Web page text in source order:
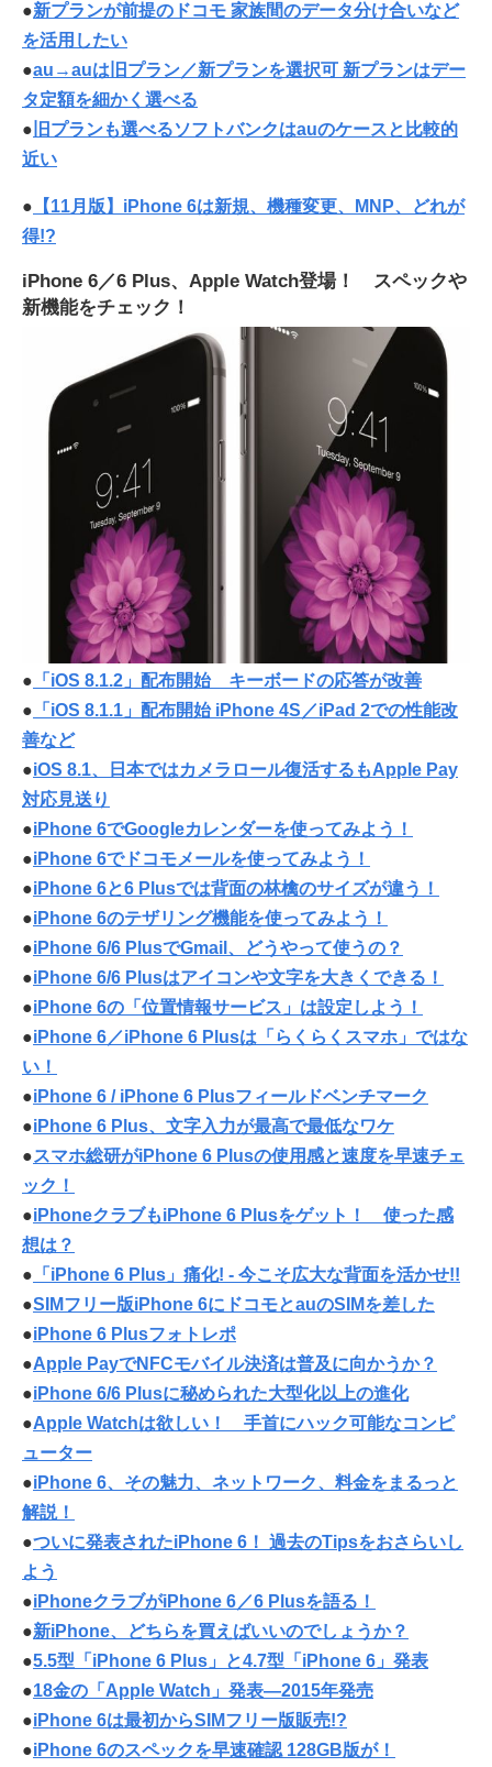
●新プランが前提のドコモ 家族間のデータ分け合いなど
を活用したい
●au→auは旧プラン／新プランを選択可 新プランはデー
タ定額を細かく選べる
● 旧プランも選べるソフトバンクはauのケースと比較的
近い
● 【11月版】iPhone 6は新規、機種変更、MNP、どれが
得!?
iPhone 6／6 Plus、Apple Watch登場！ スペックや
新機能をチェック！
● 「iOS 8.1.2」配布開始 キーボードの応答が改善
● 「iOS 8.1.1」配布開始 iPhone 4S／iPad 2での性能改
善など
●iOS 8.1、日本ではカメラロール復活するもApple Pay
対応見送り
●iPhone 6でGoogleカレンダーを使ってみよう！
●iPhone 6でドコモメールを使ってみよう！
●iPhone 6と6 Plusでは背面の林檎のサイズが違う！
●iPhone 6のテザリング機能を使ってみよう！
●iPhone 6/6 PlusでGmail、どうやって使うの？
●iPhone 6/6 Plusはアイコンや文字を大きくできる！
●iPhone 6の「位置情報サービス」は設定しよう！
●iPhone 6／iPhone 6 Plusは「らくらくスマホ」ではな
い！
●iPhone 6 / iPhone 6 Plusフィールドベンチマーク
●iPhone 6 Plus、文字入力が最高で最低なワケ
●スマホ総研がiPhone 6 Plusの使用感と速度を早速チェ
ック！
●iPhoneクラブもiPhone 6 Plusをゲット！ 使った感
想は？
● 「iPhone 6 Plus」痛化! - 今こそ広大な背面を活かせ!!
●SIMフリー版iPhone 6にドコモとauのSIMを差した
●iPhone 6 Plusフォトレポ
●Apple PayでNFCモバイル決済は普及に向かうか？
●iPhone 6/6 Plusに秘められた大型化以上の進化
●Apple Watchは欲しい！ 手首にハック可能なコンピ
ューター
●iPhone 6、その魅力、ネットワーク、料金をまるっと
解説！
●ついに発表されたiPhone 6！ 過去のTipsをおさらいし
よう
●iPhoneクラブがiPhone 6／6 Plusを語る！
●新iPhone、どちらを買えばいいのでしょうか？
●5.5型「iPhone 6 Plus」と4.7型「iPhone 6」発表
●18金の「Apple Watch」発表—2015年発売
●iPhone 6は最初からSIMフリー版販売!?
●iPhone 6のスペックを早速確認 128GB版が！